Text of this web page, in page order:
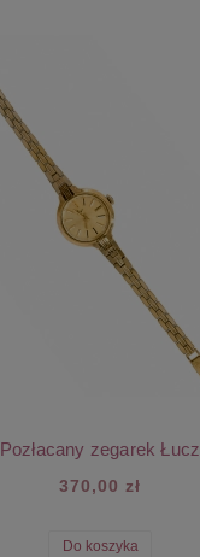
Pozłacany zegarek Łucz
370,00 zł
Do koszyka